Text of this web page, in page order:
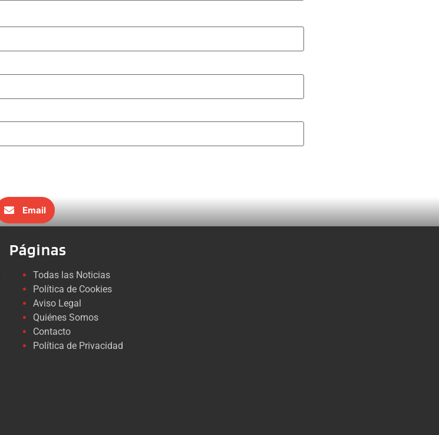
Email
Páginas
Todas las Noticias
Política de Cookies
Aviso Legal
Quiénes Somos
Contacto
Política de Privacidad